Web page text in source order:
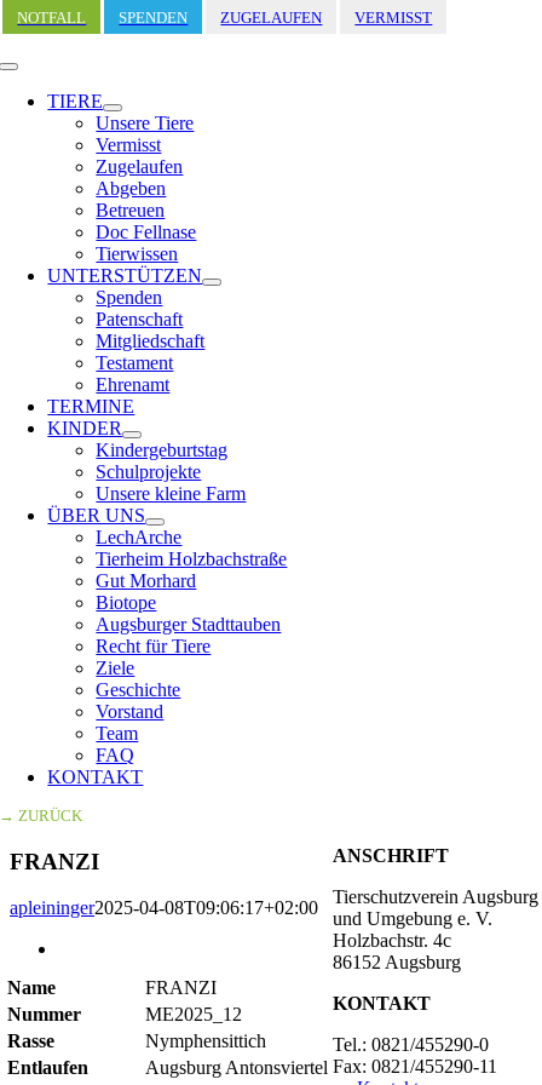
Zum
Inhalt
springen
NOTFALL SPENDEN ZUGELAUFEN VERMISST
Toggle
Navigation
TIERE
Unsere Tiere
Vermisst
Zugelaufen
Abgeben
Betreuen
Doc Fellnase
Tierwissen
UNTERSTÜTZEN
Spenden
Patenschaft
Mitgliedschaft
Testament
Ehrenamt
TERMINE
KINDER
Kindergeburtstag
Schulprojekte
Unsere kleine Farm
ÜBER UNS
LechArche
Tierheim Holzbachstraße
Gut Morhard
Biotope
Augsburger Stadttauben
Recht für Tiere
Ziele
Geschichte
Vorstand
Team
FAQ
KONTAKT
→ ZURÜCK
FRANZI
apleininger2025-04-08T09:06:17+02:00
Name
FRANZI
Nummer
ME2025_12
Rasse
Nymphensittich
Entlaufen
Augsburg Antonsviertel
ANSCHRIFT
Tierschutzverein Augsburg
und Umgebung e. V.
Holzbachstr. 4c
86152 Augsburg
KONTAKT
Tel.: 0821/455290-0
Fax: 0821/455290-11